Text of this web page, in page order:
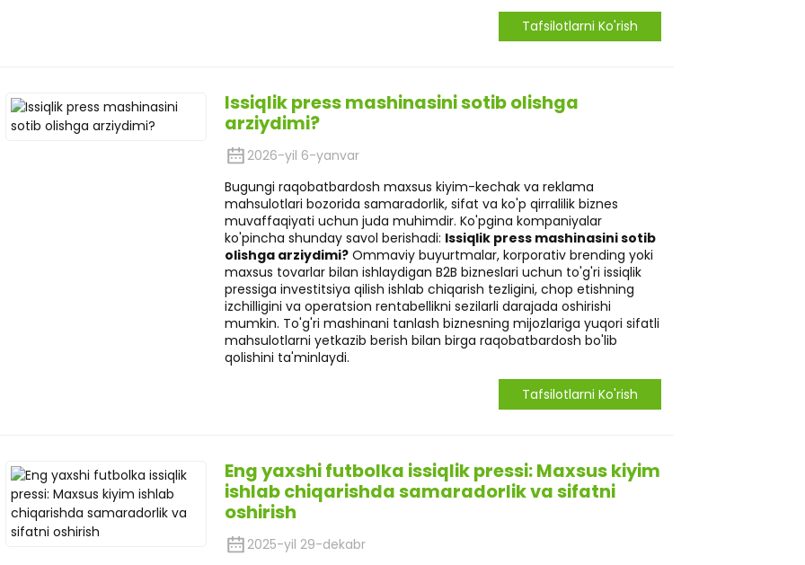
Tafsilotlarni Ko'rish
Issiqlik press mashinasini sotib olishga
arziydimi?
2026-yil 6-yanvar
Bugungi raqobatbardosh maxsus kiyim-kechak va reklama
mahsulotlari bozorida samaradorlik, sifat va ko'p qirralilik biznes
muvaffaqiyati uchun juda muhimdir. Ko'pgina kompaniyalar
ko'pincha shunday savol berishadi: Issiqlik press mashinasini sotib
olishga arziydimi? Ommaviy buyurtmalar, korporativ brending yoki
maxsus tovarlar bilan ishlaydigan B2B bizneslari uchun to'g'ri issiqlik
pressiga investitsiya qilish ishlab chiqarish tezligini, chop etishning
izchilligini va operatsion rentabellikni sezilarli darajada oshirishi
mumkin. To'g'ri mashinani tanlash biznesning mijozlariga yuqori sifatli
mahsulotlarni yetkazib berish bilan birga raqobatbardosh bo'lib
qolishini ta'minlaydi.
Tafsilotlarni Ko'rish
Eng yaxshi futbolka issiqlik pressi: Maxsus kiyim
ishlab chiqarishda samaradorlik va sifatni
oshirish
2025-yil 29-dekabr